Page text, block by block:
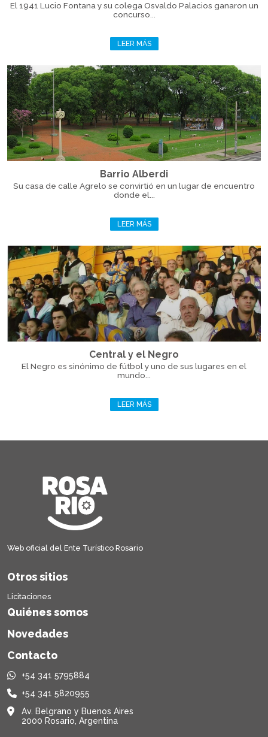
El 1941 Lucio Fontana y su colega Osvaldo Palacios ganaron un
concurso...
LEER MÁS
Barrio Alberdi
Su casa de calle Agrelo se convirtió en un lugar de encuentro
donde el...
LEER MÁS
Central y el Negro
El Negro es sinónimo de fútbol y uno de sus lugares en el
mundo...
LEER MÁS
Web oficial del Ente Turístico Rosario
Otros sitios
Licitaciones
Quiénes somos
Novedades
Contacto
+54 341 5795884
+54 341 5820955
Av. Belgrano y Buenos Aires
2000 Rosario, Argentina